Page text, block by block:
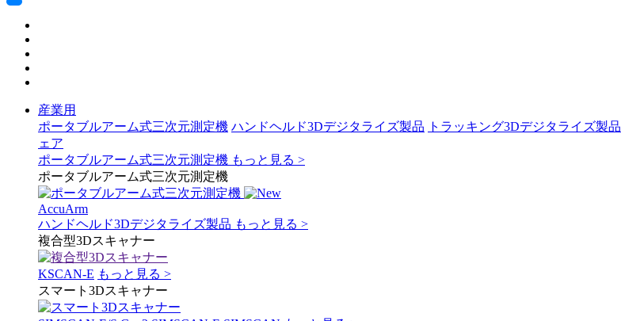
産業用
ポータブルアーム式三次元測定機 ハンドヘルド3Dデジタライズ製品 トラッキング3Dデジタライズ製品
ェア
ポータブルアーム式三次元測定機 もっと見る >
ポータブルアーム式三次元測定機
AccuArm
ハンドヘルド3Dデジタライズ製品 もっと見る >
複合型3Dスキャナー
KSCAN-E もっと見る >
スマート3Dスキャナー